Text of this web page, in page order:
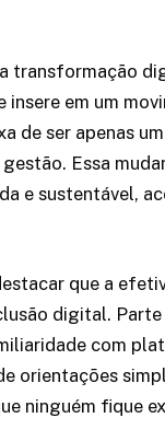
transformação
insere em um
de ser apenas
Essa
e sustentável,
que a
digital.
com
orientações
ninguém fique